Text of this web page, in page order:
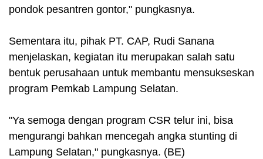
pondok pesantren gontor," pungkasnya.
Sementara itu, pihak PT. CAP, Rudi Sanana
menjelaskan, kegiatan itu merupakan salah satu
bentuk perusahaan untuk membantu mensukseskan
program Pemkab Lampung Selatan.
"Ya semoga dengan program CSR telur ini, bisa
mengurangi bahkan mencegah angka stunting di
Lampung Selatan," pungkasnya. (BE)